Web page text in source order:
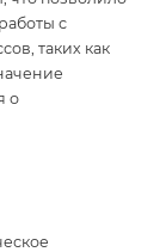
с
таких как
о